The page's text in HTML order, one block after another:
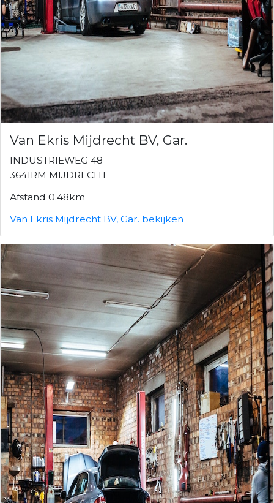
Van Ekris Mijdrecht BV, Gar.
INDUSTRIEWEG 48
3641RM MIJDRECHT
Afstand 0.48km
Van Ekris Mijdrecht BV, Gar. bekijken